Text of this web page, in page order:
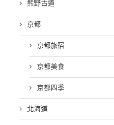
熊野古道
京都
京都旅宿
京都美食
京都四季
北海道